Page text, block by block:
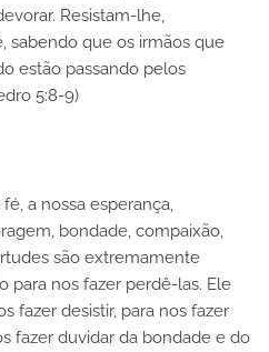
Resistam-lhe,
sabendo que os irmãos que
estão passando pelos
5:8-9)
a nossa esperança,
bondade, compaixão,
são extremamente
para nos fazer perdê-las. Ele
fazer desistir, para nos fazer
fazer duvidar da bondade e do